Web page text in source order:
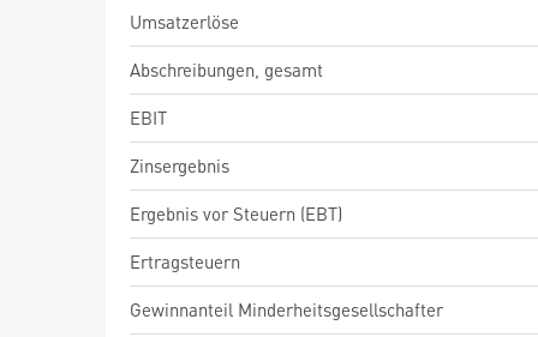
Umsatzerlöse
Abschreibungen, gesamt
EBIT
Zinsergebnis
Ergebnis vor Steuern (EBT)
Ertragsteuern
Gewinnanteil Minderheitsgesellschafter